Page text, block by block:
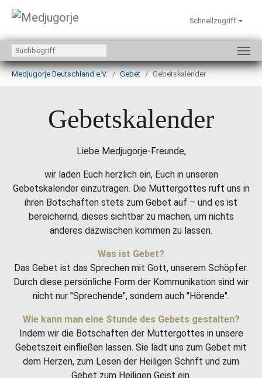
Zum Hauptinhalt springen
Schnellzugriff
Sie sind hier:
Medjugorje Deutschland e.V.
Gebet Gebetskalender
Gebetskalender
Liebe Medjugorje-Freunde,
wir laden Euch herzlich ein, Euch in unseren
Gebetskalender einzutragen. Die Muttergottes ruft uns in
ihren Botschaften stets zum Gebet auf – und es ist
bereichernd, dieses sichtbar zu machen, um nichts
anderes dazwischen kommen zu lassen.
Was ist Gebet?
Das Gebet ist das Sprechen mit Gott, unserem Schöpfer.
Durch diese persönliche Form der Kommunikation sind wir
nicht nur "Sprechende", sondern auch "Hörende".
Wie kann man eine Stunde des Gebets gestalten?
Indem wir die Botschaften der Muttergottes in unsere
Gebetszeit einfließen lassen. Sie lädt uns zum Gebet mit
dem Herzen, zum Lesen der Heiligen Schrift und zum
Gebet zum Heiligen Geist ein.